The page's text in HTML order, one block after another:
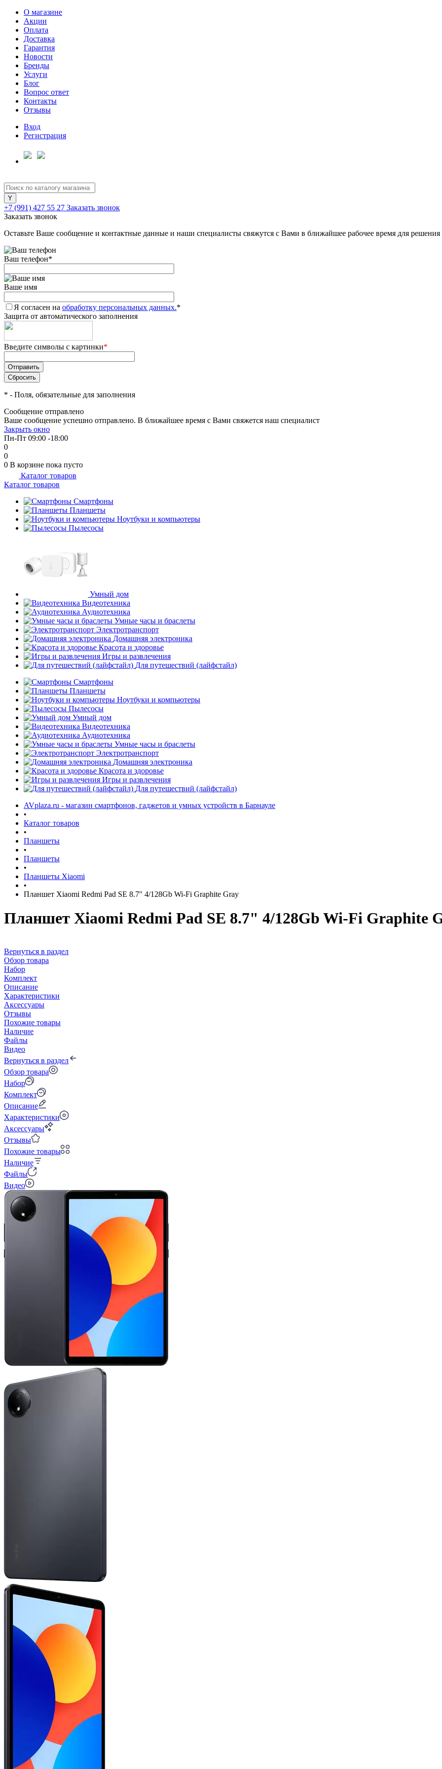
О магазине
Акции
Оплата
Доставка
Гарантия
Новости
Бренды
Услуги
Блог
Вопрос ответ
Контакты
Отзывы
Вход
Регистрация
+7 (991) 427 55 27 Заказать звонок
Заказать звонок
Оставьте Ваше сообщение и контактные данные и наши специалисты свяжутся с Вами в ближайшее рабочее время для
Ваш телефон*
Ваше имя
Я согласен на обработку персональных данных.*
Защита от автоматического заполнения
Введите символы с картинки*
* - Поля, обязательные для заполнения
Сообщение отправлено
Ваше сообщение успешно отправлено. В ближайшее время с Вами свяжется наш специалист
Закрыть окно
Пн-Пт 09:00 -18:00
0
0
0 В корзине пока пусто
Каталог товаров
Каталог товаров
Смартфоны
Планшеты
Ноутбуки и компьютеры
Пылесосы
Умный дом
Видеотехника
Аудиотехника
Умные часы и браслеты
Электротранспорт
Домашняя электроника
Красота и здоровье
Игры и развлечения
Для путешествий (лайфстайл)
Смартфоны
Планшеты
Ноутбуки и компьютеры
Пылесосы
Умный дом
Видеотехника
Аудиотехника
Умные часы и браслеты
Электротранспорт
Домашняя электроника
Красота и здоровье
Игры и развлечения
Для путешествий (лайфстайл)
AVplaza.ru - магазин смартфонов, гаджетов и умных устройств в Барнауле
•
Каталог товаров
•
Планшеты
•
Планшеты
•
Планшеты Xiaomi
•
Планшет Xiaomi Redmi Pad SE 8.7" 4/128Gb Wi-Fi Graphite Gray
Планшет Xiaomi Redmi Pad SE 8.7" 4/128Gb Wi-Fi Graphite
Вернуться в раздел
Обзор товара
Набор
Комплект
Описание
Характеристики
Аксессуары
Отзывы
Похожие товары
Наличие
Файлы
Видео
Вернуться в раздел
Обзор товара
Набор
Комплект
Описание
Характеристики
Аксессуары
Отзывы
Похожие товары
Наличие
Файлы
Видео
на частибез переплат
25% картой любого банка